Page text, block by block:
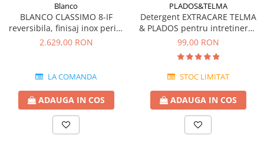
Blanco
BLANCO CLASSIMO 8-IF
reversibila, finisaj inox periat
si excentric
2.629,00 RON
LA COMANDA
ADAUGA IN COS
PLADOS&TELMA
Detergent EXTRACARE TELMA
& PLADOS pentru intretinerea
si curatarea chiuvetelor din
Granit
99,00 RON
STOC LIMITAT
ADAUGA IN COS